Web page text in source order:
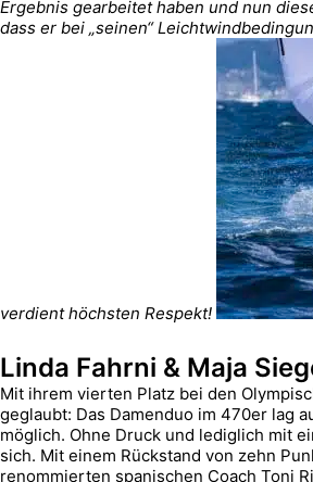
Ergebnis gearbeitet haben und nun
dass er bei „seinen“
verdient höchsten Respekt!
Linda Fahrni & Maja
Mit ihrem vierten Platz bei den
geglaubt: Das Damenduo im 470er lag
möglich. Ohne Druck und lediglich mit
sich. Mit einem Rückstand von zehn
renommierten spanischen Coach Toni